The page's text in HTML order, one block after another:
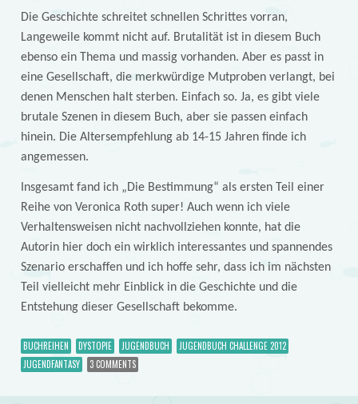
Die Geschichte schreitet schnellen Schrittes vorran,
Langeweile kommt nicht auf. Brutalität ist in diesem Buch
ebenso ein Thema und massig vorhanden. Aber es passt in
eine Gesellschaft, die merkwürdige Mutproben verlangt, bei
denen Menschen halt sterben. Einfach so. Ja, es gibt viele
brutale Szenen in diesem Buch, aber sie passen einfach
hinein. Die Altersempfehlung ab 14-15 Jahren finde ich
angemessen.
Insgesamt fand ich „Die Bestimmung“ als ersten Teil einer
Reihe von Veronica Roth super! Auch wenn ich viele
Verhaltensweisen nicht nachvollziehen konnte, hat die
Autorin hier doch ein wirklich interessantes und spannendes
Szenario erschaffen und ich hoffe sehr, dass ich im nächsten
Teil vielleicht mehr Einblick in die Geschichte und die
Entstehung dieser Gesellschaft bekomme.
BUCHREIHEN DYSTOPIE JUGENDBUCH
JUGENDBUCH CHALLENGE 2012
JUGENDFANTASY
3 COMMENTS